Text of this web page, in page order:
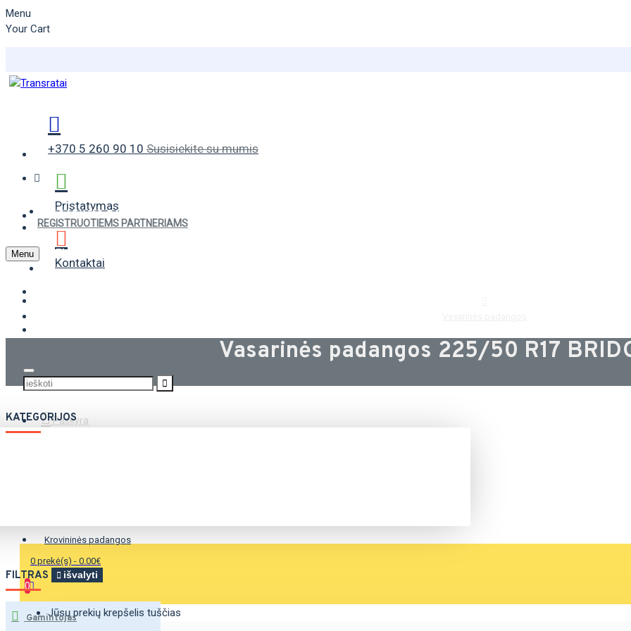
Menu
Your Cart
+370 5 260 90 10 Susisiekite su mumis
Pristatymas
Kontaktai
VASARINĖS PADANGOS
ŽIEMINĖS PADANGOS
Paskyra
0 prekė(s) - 0.00€
0
Jūsų prekių krepšelis tuščias
REGISTRUOTIEMS PARTNERIAMS
Menu
Vasarinės padangos 225/50 R17
KATEGORIJOS
Krovininės padangos
FILTRAS išvalyti
Gamintojas